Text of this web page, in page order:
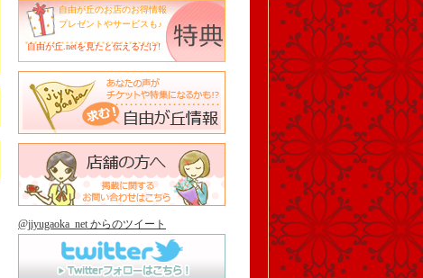
自由が丘のお店のお得情報
プレゼントやサービスも♪
自由が丘.netを見たと伝えるだけ!
@jiyugaoka_net からのツイート